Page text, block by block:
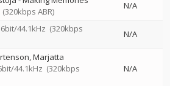
(320kbps ABR)
N/A
44.1kHz (320kbps
N/A
Marjatta
44.1kHz (320kbps
N/A